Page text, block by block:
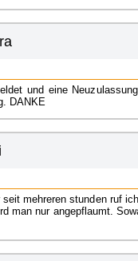
und eine
DANKE
mehreren stunden ruf
man nur angepflaumt.